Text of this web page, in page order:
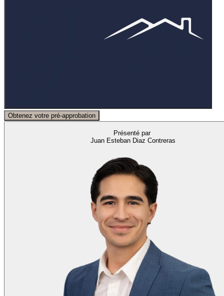
Obtenez votre pré-approbation
Présenté par
Juan Esteban Diaz Contreras